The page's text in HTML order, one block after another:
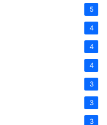
5
4
4
4
3
3
3